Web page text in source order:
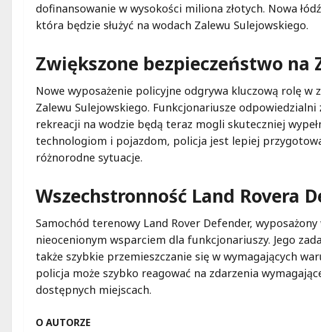
dofinansowanie w wysokości miliona złotych. Nowa
która będzie służyć na wodach Zalewu Sulejowskiego.
Zwiększone bezpieczeństwo na
Nowe wyposażenie policyjne odgrywa kluczową rolę
Zalewu Sulejowskiego. Funkcjonariusze
rekreacji na wodzie będą teraz mogli skuteczniej
technologiom i pojazdom, policja jest lepiej
różnorodne sytuacje.
Wszechstronność Land Rovera
Samochód terenowy Land Rover Defender,
nieocenionym wsparciem dla funkcjonariuszy. Jego
także szybkie przemieszczanie się w wymagających
policja może szybko reagować na zdarzenia
dostępnych miejscach.
O AUTORZE